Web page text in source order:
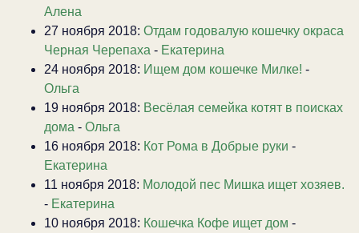
Алена
27 ноября 2018: Отдам годовалую кошечку окраса
Черная Черепаха - Екатерина
24 ноября 2018: Ищем дом кошечке Милке! -
Ольга
19 ноября 2018: Весёлая семейка котят в поисках
дома - Ольга
16 ноября 2018: Кот Рома в Добрые руки -
Екатерина
11 ноября 2018: Молодой пес Мишка ищет хозяев.
- Екатерина
10 ноября 2018: Кошечка Кофе ищет дом -